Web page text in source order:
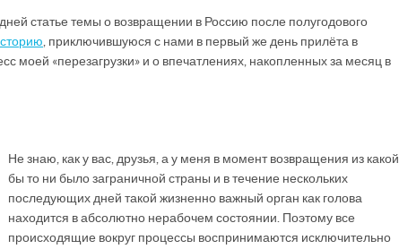
статье темы о возвращении в Россию после полугодового
, приключившуюся с нами в первый же день прилёта в
моей «перезагрузки» и о впечатлениях, накопленных за месяц в
Не знаю, как у вас, друзья, а у меня в момент возвращения из какой
бы то ни было заграничной страны и в течение нескольких
последующих дней такой жизненно важный орган как голова
находится в абсолютно нерабочем состоянии. Поэтому все
происходящие вокруг процессы воспринимаются исключительно